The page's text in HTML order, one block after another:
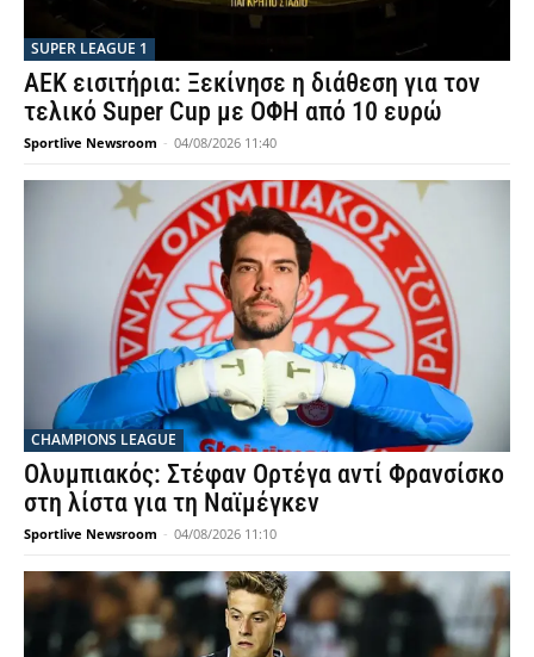
SUPER LEAGUE 1
ΑΕΚ εισιτήρια: Ξεκίνησε η διάθεση για τον
τελικό Super Cup με ΟΦΗ από 10 ευρώ
Sportlive Newsroom - 04/08/2026 11:40
CHAMPIONS LEAGUE
Ολυμπιακός: Στέφαν Ορτέγα αντί Φρανσίσκο
στη λίστα για τη Ναϊμέγκεν
Sportlive Newsroom - 04/08/2026 11:10